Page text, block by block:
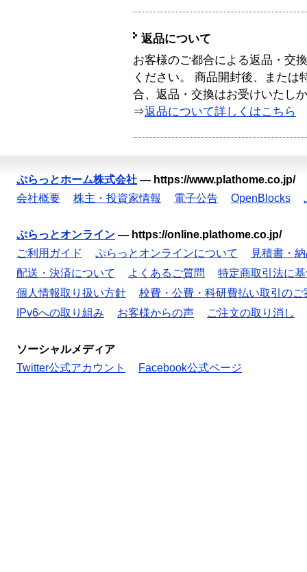
返品について
お客様のご都合による返品・交
ください。 商品開封後、または
合、返品・交換はお受けいたし
⇒返品について詳しくはこちら
ぷらっとホーム株式会社 — https://www.plathome.co.jp/
会社概要
株主・投資家情報 電子公告 OpenBlocks
ぷらっとオンライン — https://online.plathome.co.jp/
ご利用ガイド
ぷらっとオンラインについて
見積書・
配送・決済について
よくあるご質問
特定商取引法に
個人情報取り扱い方針
校費・公費・科研費払い取引のご
IPv6への取り組み
お客様からの声 ご注文の取り消し
ソーシャルメディア
Twitter公式アカウント
Facebook公式ページ